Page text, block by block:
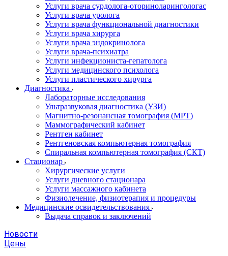
Услуги врача сурдолога-оториноларингологас
Услуги врача уролога
Услуги врача функциональной диагностики
Услуги врача хирурга
Услуги врача эндокринолога
Услуги врача-психиатра
Услуги инфекциониста-гепатолога
Услуги медицинского психолога
Услуги пластического хирурга
Диагностика
Лабораторные исследования
Ультразвуковая диагностика (УЗИ)
Магнитно-резонансная томография (МРТ)
Маммографический кабинет
Рентген кабинет
Рентгеновская компьютерная томография
Спиральная компьютерная томография (СКТ)
Стационар
Хирургические услуги
Услуги дневного стационара
Услуги массажного кабинета
Физиолечение, физиотерапия и процедуры
Медицинские освидетельствования
Выдача справок и заключений
Новости
Цены